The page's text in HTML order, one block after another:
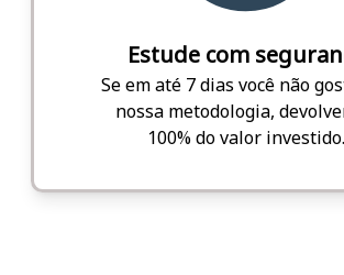
Estude com
Se em até 7 dias você não
nossa metodologia,
100% do valor investido.